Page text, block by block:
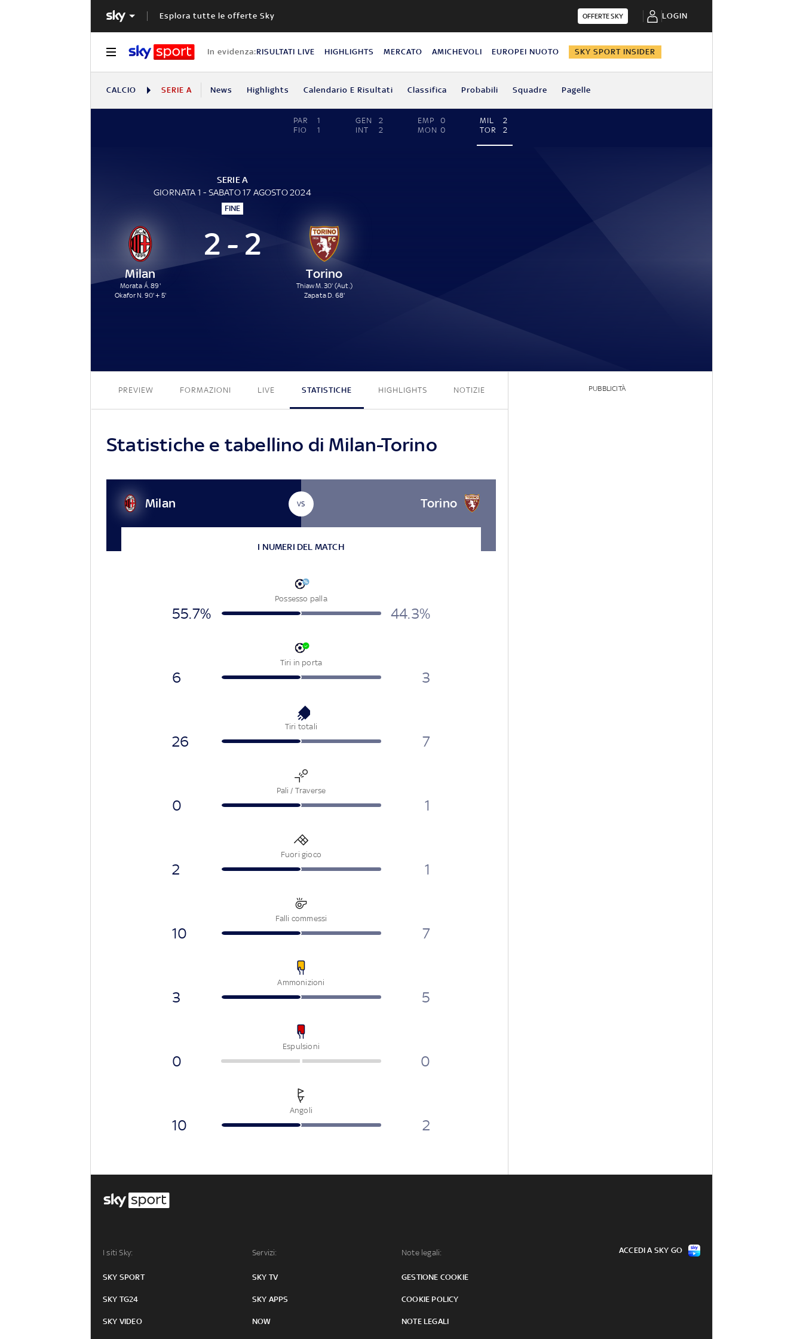
Esplora tutte le offerte Sky OFFERTE SKY LOGIN
In evidenza:RISULTATI LIVE HIGHLIGHTS MERCATO AMICHEVOLI EUROPEI NUOTO SKY SPORT INSIDER
CALCIO SERIE A News Highlights Calendario E Risultati Classifica Probabili Squadre Pagelle
PAR
1
FIO
1
GEN
2
INT
2
EMP
0
MON 0
MIL
2
TOR
2
SERIE A
GIORNATA 1 - SABATO 17 AGOSTO 2024
FINE
Milan
Morata Á. 89'
Okafor N. 90' + 5'
2 - 2
Torino
Thiaw M. 30' (Aut.)
Zapata D. 68'
PREVIEW FORMAZIONI LIVE STATISTICHE HIGHLIGHTS NOTIZIE
Statistiche e tabellino di Milan-Torino
Milan VS Torino
I NUMERI DEL MATCH
Possesso palla
55.7% 44.3%
Tiri in porta
6 3
Tiri totali
26 7
Pali / Traverse
0 1
Fuori gioco
2 1
Falli commessi
10 7
Ammonizioni
3 5
Espulsioni
0 0
Angoli
10 2
PUBBLICITÀ
I siti Sky:
SKY SPORT
SKY TG24
SKY VIDEO
Servizi:
SKY TV
SKY APPS
NOW
Note legali:
GESTIONE COOKIE
COOKIE POLICY
NOTE LEGALI
ACCEDI A SKY GO